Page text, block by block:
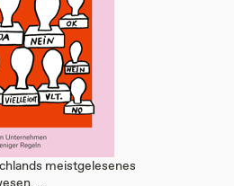
meistgelesenes
...